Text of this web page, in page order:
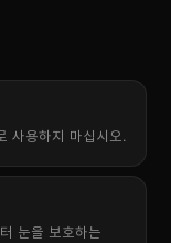
사용하지 마십시오.
눈을 보호하는